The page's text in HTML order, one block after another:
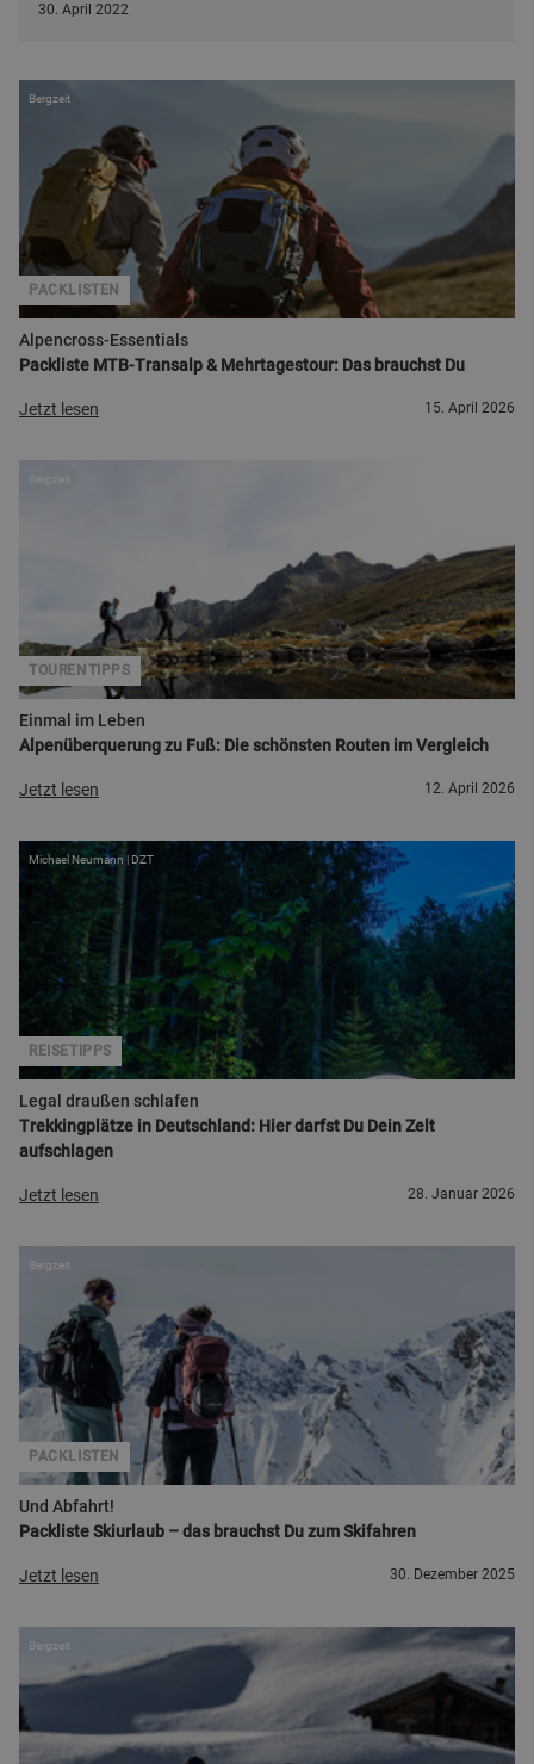
Alpencross-Essentials
Packliste MTB-Transalp & Mehrtagestour: Das brauchst Du
PACKLISTEN
Bergzeit
Jetzt lesen 15. April 2026
30. April 2022
Einmal im Leben
Alpenüberquerung zu Fuß: Die schönsten Routen im Vergleich
TOURENTIPPS
Bergzeit
Jetzt lesen 12. April 2026
Legal draußen schlafen
Trekkingplätze in Deutschland: Hier darfst Du Dein Zelt
aufschlagen
REISETIPPS
Michael Neumann | DZT
Jetzt lesen 28. Januar 2026
Und Abfahrt!
Packliste Skiurlaub – das brauchst Du zum Skifahren
PACKLISTEN
Bergzeit
Jetzt lesen 30. Dezember 2025
Bergzeit